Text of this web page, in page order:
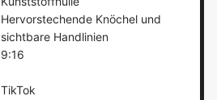
Hervorstechende Knöchel und
sichtbare Handlinien
9:16
TikTok